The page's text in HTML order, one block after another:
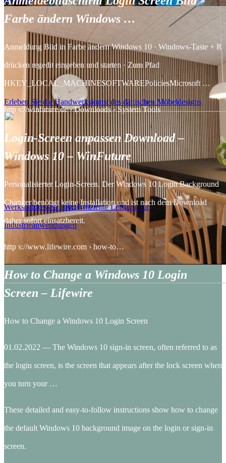
Erleben Sie die Handwerkskunst des dänischen Möbeldesigns
Werkstattpressen 100t: Effiziente Leistung für
Industrieanwendungen
Farbe ändern Windows …
Anmeldung Bild in Farbe ändern Windows 10 · Windows-Taste + R
drücken regedit eingeben und starten · Zum Pfad
HKEY_LOCAL_MACHINESOFTWAREPoliciesMicrosoft …
http s://winfuture.de › Downloads › System Tools
Login-Screen anpassen Download –
Windows 10 – WinFuture
Personalisierter Login-Screen. Der Windows 10 Login Background
Changer benötigt keine Installation und ist nach dem Download
daher sofort einsatzbereit.
http s://www.lifewire.com › how-to…
How to Change a Windows 10 Login
Screen – Lifewire
How to Change a Windows 10 Login Screen
01.02.2022 — The Windows 10 sign-in screen, often referred to as
the login screen, is the screen that appears after the lock screen when
you turn your …
These detailed and easy-to-follow instructions show how to change
the default Windows 10 background image on the login or sign-in
screen.